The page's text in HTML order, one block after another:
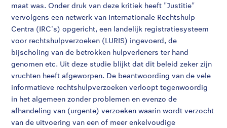
maat was. Onder druk van deze kritiek heeft "Justitie"
vervolgens een netwerk van Internationale Rechtshulp
Centra (IRC's) opgericht, een landelijk registratiesysteem
voor rechtshulpverzoeken (LURIS) ingevoerd, de
bijscholing van de betrokken hulpverleners ter hand
genomen etc. Uit deze studie blijkt dat dit beleid zeker zijn
vruchten heeft afgeworpen. De beantwoording van de vele
informatieve rechtshulpverzoeken verloopt tegenwoordig
in het algemeen zonder problemen en evenzo de
afhandeling van (urgente) verzoeken waarin wordt verzocht
van de uitvoering van een of meer enkelvoudige